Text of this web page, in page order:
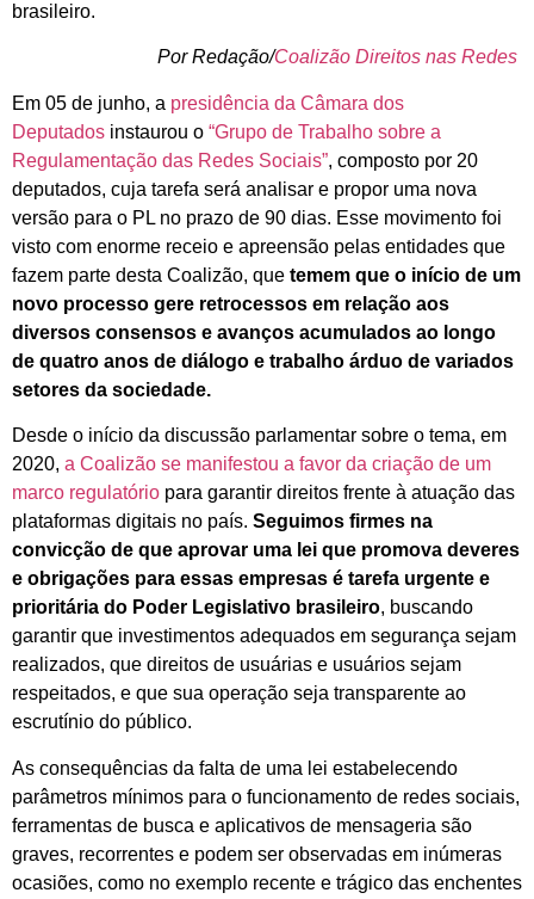
brasileiro.
Por Redação/Coalizão Direitos nas Redes
Em 05 de junho, a presidência da Câmara dos
Deputados instaurou o “Grupo de Trabalho sobre a
Regulamentação das Redes Sociais”, composto por 20
deputados, cuja tarefa será analisar e propor uma nova
versão para o PL no prazo de 90 dias. Esse movimento foi
visto com enorme receio e apreensão pelas entidades que
fazem parte desta Coalizão, que temem que o início de um
novo processo gere retrocessos em relação aos
diversos consensos e avanços acumulados ao longo
de quatro anos de diálogo e trabalho árduo de variados
setores da sociedade.
Desde o início da discussão parlamentar sobre o tema, em
2020, a Coalizão se manifestou a favor da criação de um
marco regulatório para garantir direitos frente à atuação das
plataformas digitais no país. Seguimos firmes na
convicção de que aprovar uma lei que promova deveres
e obrigações para essas empresas é tarefa urgente e
prioritária do Poder Legislativo brasileiro, buscando
garantir que investimentos adequados em segurança sejam
realizados, que direitos de usuárias e usuários sejam
respeitados, e que sua operação seja transparente ao
escrutínio do público.
As consequências da falta de uma lei estabelecendo
parâmetros mínimos para o funcionamento de redes sociais,
ferramentas de busca e aplicativos de mensageria são
graves, recorrentes e podem ser observadas em inúmeras
ocasiões, como no exemplo recente e trágico das enchentes